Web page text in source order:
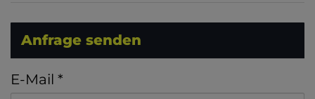
Anfrage senden
E-Mail